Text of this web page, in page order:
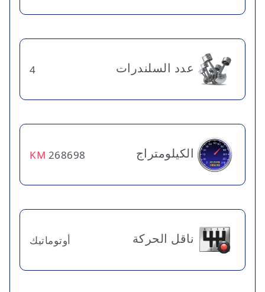
عدد السلندرات 4
الكيلومتراج 268698
KM
ناقل الحركة أوتوماتيك